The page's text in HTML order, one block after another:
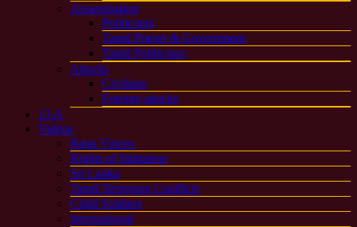
Assassination
Politicians
Tamil Priests & Government
Tamil Politicians
Attacks
Civilians
Foreign attacks
13 A
Videos
Rana Viruvo
Rights of Sinhalese
Sri Lanka
Tamil Terrorism Conflicts
Child Soldiers
International